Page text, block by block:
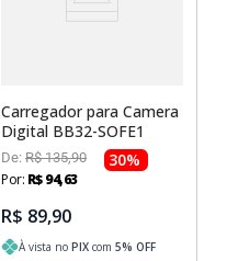
Carregador para Camera
Digital BB32-SOFE1
De: R$ 135,90 30%
Por: R$94,63
R$ 89,90
À vista no PIX com 5% OFF